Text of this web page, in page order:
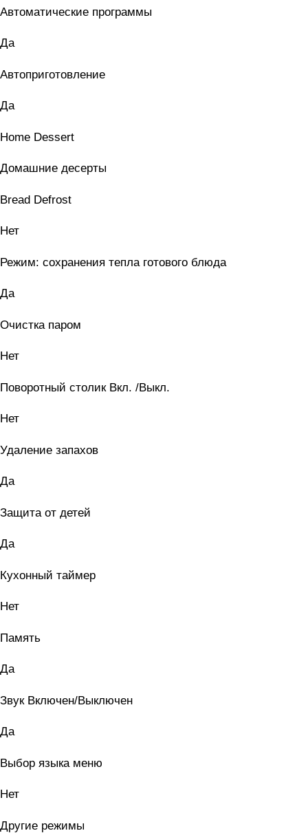
Автоматические программы
Да
Автоприготовление
Да
Home Dessert
Домашние десерты
Bread Defrost
Нет
Режим: сохранения тепла готового блюда
Да
Очистка паром
Нет
Поворотный столик Вкл. /Выкл.
Нет
Удаление запахов
Да
Защита от детей
Да
Кухонный таймер
Нет
Память
Да
Звук Включен/Выключен
Да
Выбор языка меню
Нет
Другие режимы